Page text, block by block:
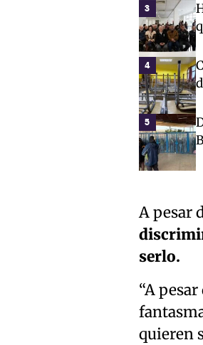
3
4
5
A pesar
serlo.
“A
quieren